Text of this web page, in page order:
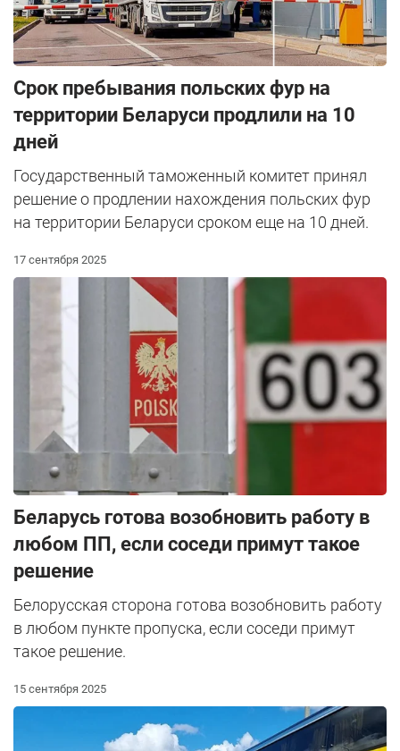
Срок пребывания польских фур на
территории Беларуси продлили на 10
дней
Государственный таможенный комитет принял
решение о продлении нахождения польских фур
на территории Беларуси сроком еще на 10 дней.
17 сентября 2025
Беларусь готова возобновить работу в
любом ПП, если соседи примут такое
решение
Белорусская сторона готова возобновить работу
в любом пункте пропуска, если соседи примут
такое решение.
15 сентября 2025